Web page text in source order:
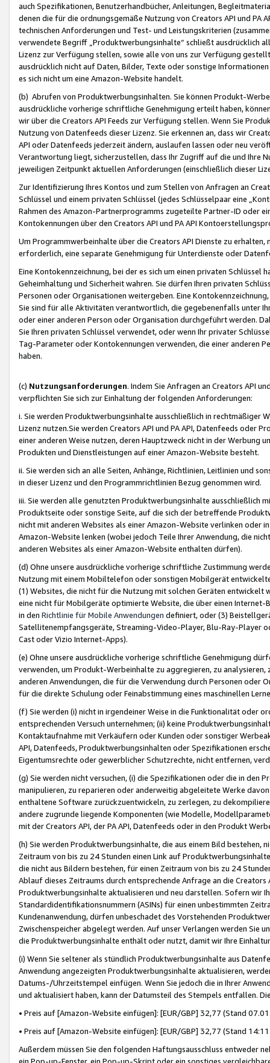
auch Spezifikationen, Benutzerhandbücher, Anleitungen,
denen die für die ordnungsgemäße Nutzung von Creators API und PA
technischen Anforderungen und Test- und Leistungskriterien
verwendete Begriff „Produktwerbungsinhalte“ schließt ausdrücklich
Lizenz zur Verfügung stellen, sowie alle von uns zur Verfügung
ausdrücklich nicht auf Daten, Bilder, Texte oder sonstige
es sich nicht um eine Amazon-Website handelt.
(b) Abrufen von Produktwerbungsinhalten. Sie können Produkt-
ausdrückliche vorherige schriftliche Genehmigung erteilt haben,
wir über die Creators API Feeds zur Verfügung stellen. Wenn Sie
Nutzung von Datenfeeds dieser Lizenz. Sie erkennen an, dass wir
API oder Datenfeeds jederzeit ändern, auslaufen lassen oder neu
Verantwortung liegt, sicherzustellen, dass Ihr Zugriff auf die und Ihre
jeweiligen Zeitpunkt aktuellen Anforderungen (einschließlich dieser
Zur Identifizierung Ihres Kontos und zum Stellen von Anfragen an
Schlüssel und einem privaten Schlüssel (jedes Schlüsselpaar eine
Rahmen des Amazon-Partnerprogramms zugeteilte Partner-ID oder
Kontokennungen über den Creators API und PA API
Um Programmwerbeinhalte über die Creators API Dienste zu
erforderlich, eine separate Genehmigung für Unterdienste oder
Eine Kontokennzeichnung, bei der es sich um einen privaten
Geheimhaltung und Sicherheit wahren. Sie dürfen Ihren privaten
Personen oder Organisationen weitergeben. Eine
Sie sind für alle Aktivitäten verantwortlich, die gegebenenfalls unter
oder einer anderen Person oder Organisation durchgeführt werden.
Sie Ihren privaten Schlüssel verwendet, oder wenn Ihr privater
Tag-Parameter oder Kontokennungen verwenden, die einer anderen
haben.
(c) Nutzungsanforderungen. Indem Sie Anfragen an Creators API
verpflichten Sie sich zur Einhaltung der folgenden Anforderungen:
i. Sie werden Produktwerbungsinhalte ausschließlich in rechtmäßiger
Lizenz nutzen.Sie werden Creators API und PA API, Datenfeeds oder
einer anderen Weise nutzen, deren Hauptzweck nicht in der Werbung
Produkten und Dienstleistungen auf einer Amazon-Website besteht.
ii. Sie werden sich an alle Seiten, Anhänge, Richtlinien, Leitlinien und
in dieser Lizenz und den Programmrichtlinien Bezug genommen wird.
iii. Sie werden alle genutzten Produktwerbungsinhalte ausschließlich
Produktseite oder sonstige Seite, auf die sich der betreffende
nicht mit anderen Websites als einer Amazon-Website verlinken oder
Amazon-Website lenken (wobei jedoch Teile Ihrer Anwendung, die
anderen Websites als einer Amazon-Website enthalten dürfen).
(d) Ohne unsere ausdrückliche vorherige schriftliche Zustimmung
Nutzung mit einem Mobiltelefon oder sonstigen Mobilgerät
(1) Websites, die nicht für die Nutzung mit solchen Geräten
eine nicht für Mobilgeräte optimierte Website, die über einen
in den Richtlinie für Mobile Anwendungen definiert, oder (3)
Satellitenempfangsgeräte, Streaming-Video-Player, Blu-Ray-Player
Cast oder Vizio Internet-Apps).
(e) Ohne unsere ausdrückliche vorherige schriftliche Genehmigung
verwenden, um Produkt-Werbeinhalte zu aggregieren, zu
anderen Anwendungen, die für die Verwendung durch Personen
für die direkte Schulung oder Feinabstimmung eines maschinellen
(f) Sie werden (i) nicht in irgendeiner Weise in die Funktionalität oder
entsprechenden Versuch unternehmen; (ii) keine
Kontaktaufnahme mit Verkäufern oder Kunden oder sonstiger
API, Datenfeeds, Produktwerbungsinhalten oder Spezifikationen
Eigentumsrechte oder gewerblicher Schutzrechte, nicht entfernen,
(g) Sie werden nicht versuchen, (i) die Spezifikationen oder die in
manipulieren, zu reparieren oder anderweitig abgeleitete Werke
enthaltene Software zurückzuentwickeln, zu zerlegen, zu
andere zugrunde liegende Komponenten (wie Modelle,
mit der Creators API, der PA API, Datenfeeds oder in den Produkt
(h) Sie werden Produktwerbungsinhalte, die aus einem Bild bestehen,
Zeitraum von bis zu 24 Stunden einen Link auf
die nicht aus Bildern bestehen, für einen Zeitraum von bis zu 24
Ablauf dieses Zeitraums durch entsprechende Anfrage an die
Produktwerbungsinhalte aktualisieren und neu darstellen. Sofern wir
Standardidentifikationsnummern (ASINs) für einen unbestimmten
Kundenanwendung, dürfen unbeschadet des Vorstehenden
Zwischenspeicher abgelegt werden. Auf unser Verlangen werden Sie
die Produktwerbungsinhalte enthält oder nutzt, damit wir Ihre
(i) Wenn Sie seltener als stündlich Produktwerbungsinhalte aus
Anwendung angezeigten Produktwerbungsinhalte aktualisieren,
Datums-/Uhrzeitstempel einfügen. Wenn Sie jedoch die in Ihrer
und aktualisiert haben, kann der Datumsteil des Stempels entfallen.
• Preis auf [Amazon-Website einfügen]: [EUR/GBP] 32,77 (Stand
• Preis auf [Amazon-Website einfügen]: [EUR/GBP] 32,77 (Stand
Außerdem müssen Sie den folgenden Haftungsausschluss entweder
ein Pop-up-Fenster, ein Pop-up-Skript oder ein sonstiges